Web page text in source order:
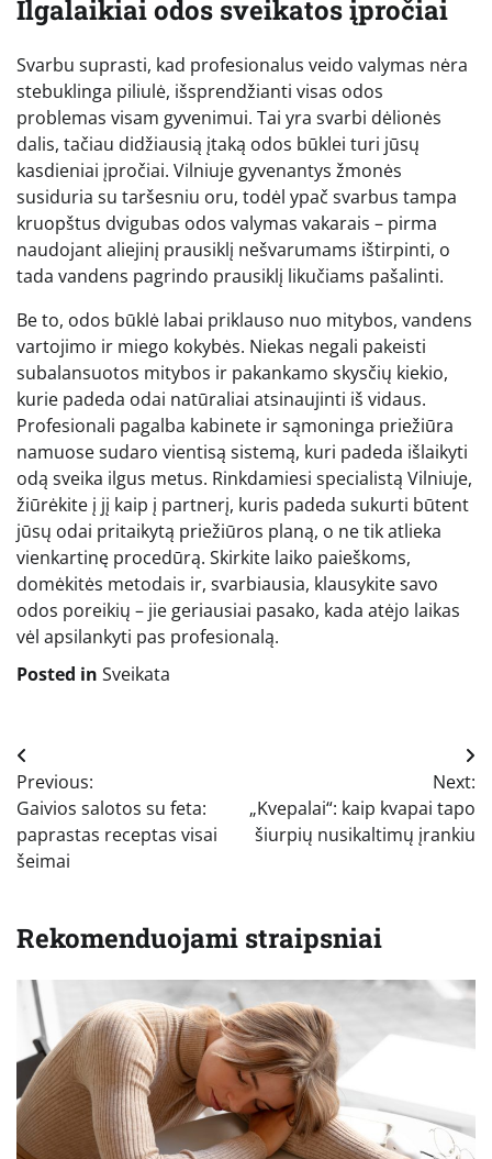
Ilgalaikiai odos sveikatos įpročiai
Svarbu suprasti, kad profesionalus veido valymas nėra
stebuklinga piliulė, išsprendžianti visas odos
problemas visam gyvenimui. Tai yra svarbi dėlionės
dalis, tačiau didžiausią įtaką odos būklei turi jūsų
kasdieniai įpročiai. Vilniuje gyvenantys žmonės
susiduria su taršesniu oru, todėl ypač svarbus tampa
kruopštus dvigubas odos valymas vakarais – pirma
naudojant aliejinį prausiklį nešvarumams ištirpinti, o
tada vandens pagrindo prausiklį likučiams pašalinti.
Be to, odos būklė labai priklauso nuo mitybos, vandens
vartojimo ir miego kokybės. Niekas negali pakeisti
subalansuotos mitybos ir pakankamo skysčių kiekio,
kurie padeda odai natūraliai atsinaujinti iš vidaus.
Profesionali pagalba kabinete ir sąmoninga priežiūra
namuose sudaro vientisą sistemą, kuri padeda išlaikyti
odą sveika ilgus metus. Rinkdamiesi specialistą Vilniuje,
žiūrėkite į jį kaip į partnerį, kuris padeda sukurti būtent
jūsų odai pritaikytą priežiūros planą, o ne tik atlieka
vienkartinę procedūrą. Skirkite laiko paieškoms,
domėkitės metodais ir, svarbiausia, klausykite savo
odos poreikių – jie geriausiai pasako, kada atėjo laikas
vėl apsilankyti pas profesionalą.
Posted in Sveikata
Navigacija
tarp
įrašų
Previous:
Gaivios salotos su feta:
paprastas receptas visai
šeimai
Next:
„Kvepalai“: kaip kvapai tapo
šiurpių nusikaltimų įrankiu
Rekomenduojami straipsniai